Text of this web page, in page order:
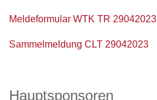
Meldeformular WTK TR 29042023
Sammelmeldung CLT 29042023
Hauptsponsoren